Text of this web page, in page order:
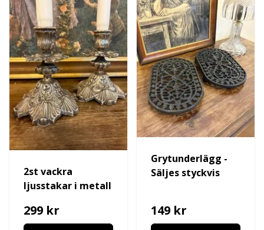
2st vackra
ljusstakar i metall
299 kr
Grytunderlägg -
Säljes styckvis
149 kr